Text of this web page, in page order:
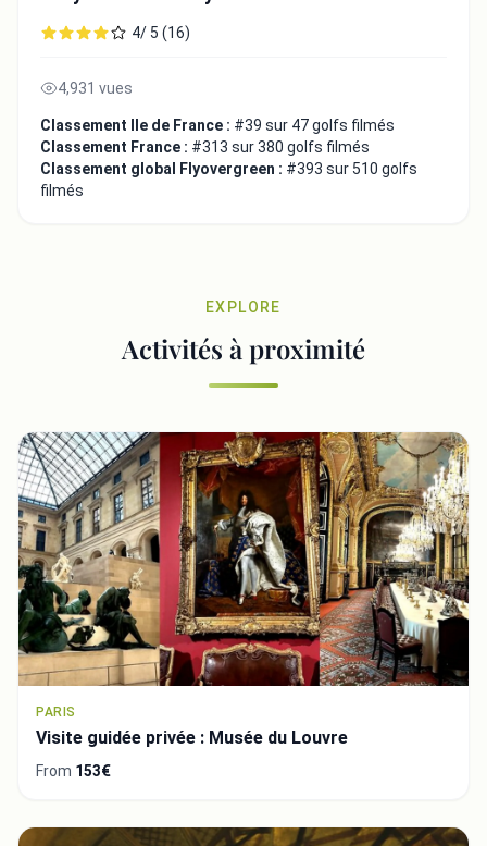
4/ 5 (16)
4,931 vues
Classement Ile de France : #39 sur 47 golfs filmés
Classement France : #313 sur 380 golfs filmés
Classement global Flyovergreen : #393 sur 510 golfs
filmés
EXPLORE
Activités à proximité
PARIS
Visite guidée privée : Musée du Louvre
From 153€